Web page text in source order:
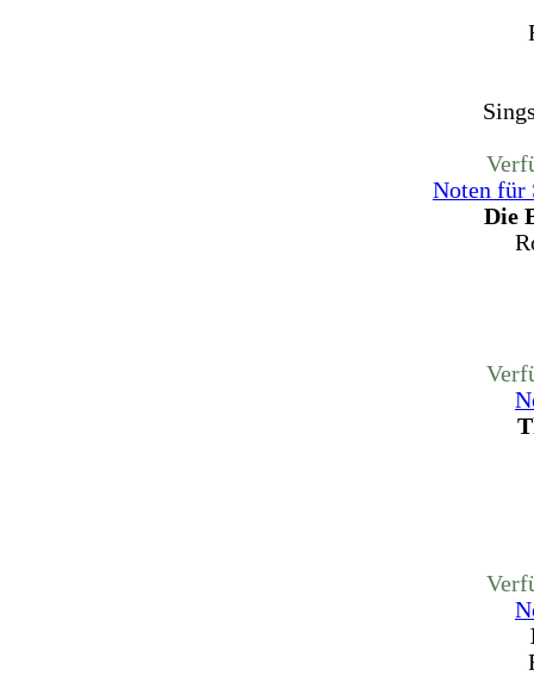
Noten für
Die